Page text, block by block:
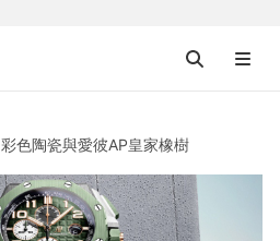
彩色陶瓷與愛彼AP皇家橡樹